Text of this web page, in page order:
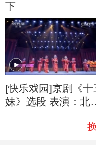
下
[快乐戏园]京剧《十
妹》选段 表演：北京